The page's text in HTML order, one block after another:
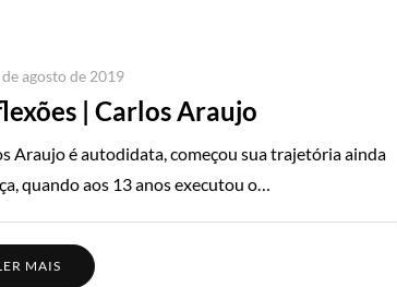
agosto de 2019
| Carlos Araujo
Araujo é autodidata, começou sua trajetória ainda
quando aos 13 anos executou o…
MAIS